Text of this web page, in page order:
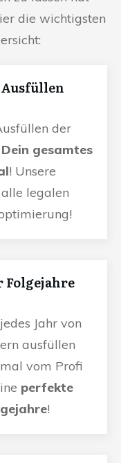
die wichtigsten
Ausfüllen
der
gesamtes
! Unsere
legalen
Folgejahre
Jahr von
ausfüllen
vom Profi
perfekte
!